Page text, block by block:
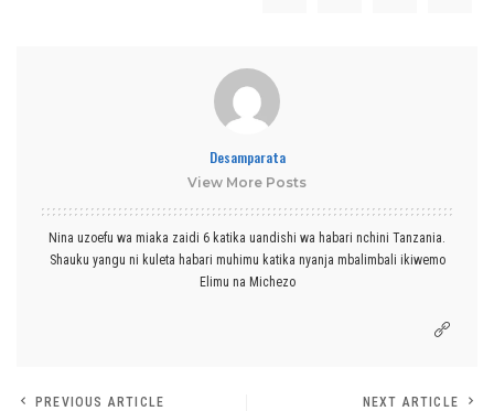
Desamparata
View More Posts
Nina uzoefu wa miaka zaidi 6 katika uandishi wa habari nchini Tanzania.
Shauku yangu ni kuleta habari muhimu katika nyanja mbalimbali ikiwemo
Elimu na Michezo
PREVIOUS ARTICLE NEXT ARTICLE